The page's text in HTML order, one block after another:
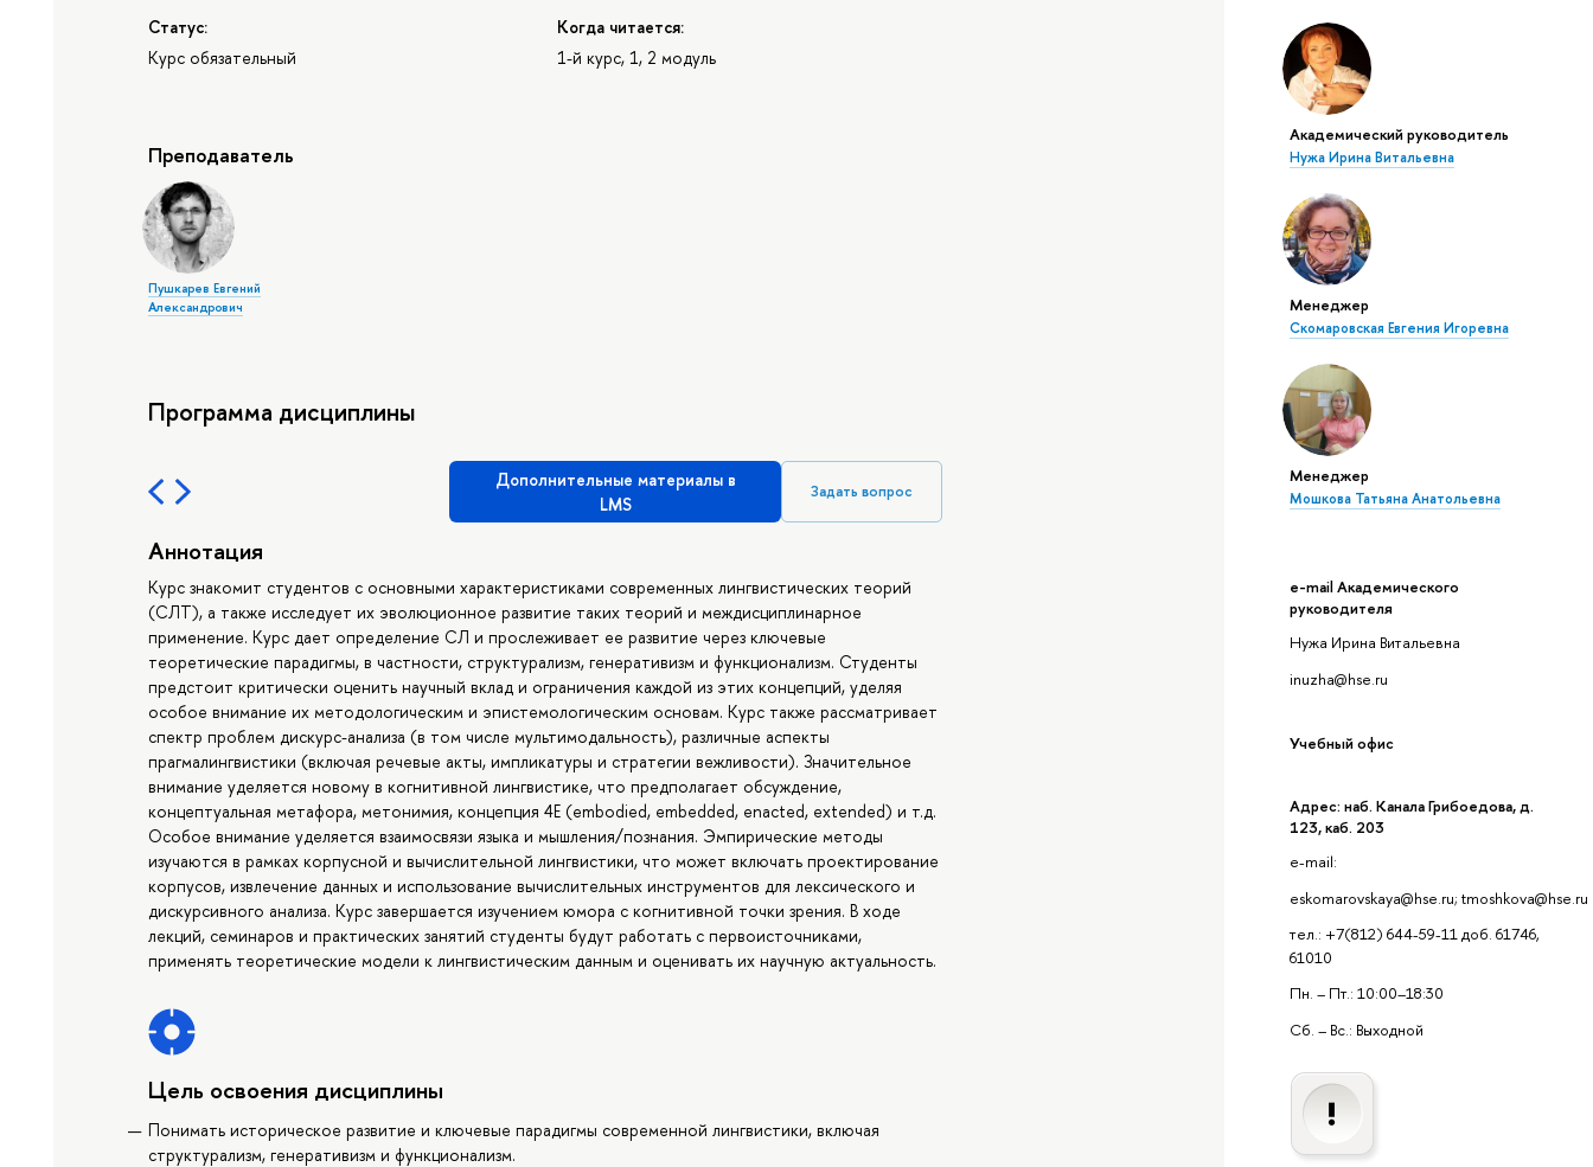
Академический руководитель
Нужа Ирина Витальевна
Менеджер
Скомаровская Евгения Игоревна
Менеджер
Мошкова Татьяна Анатольевна
e-mail Академического
руководителя
Нужа Ирина Витальевна
inuzha@hse.ru
Учебный офис
Адрес: наб. Канала Грибоедова, д.
123, каб. 203
e-mail:
eskomarovskaya@hse.ru; tmoshkova@hse.ru
тел.: +7(812) 644-59-11 доб. 61746,
61010
Пн. – Пт.: 10:00–18:30
Сб. – Вс.: Выходной
Статус:
Курс обязательный
Когда читается:
1-й курс, 1, 2 модуль
Преподаватель
Пушкарев Евгений
Александрович
Программа дисциплины
Дополнительные материалы в
LMS
Задать вопрос
Аннотация
Курс знакомит студентов с основными характеристиками современных лингвистических теорий
(СЛТ), а также исследует их эволюционное развитие таких теорий и междисциплинарное
применение. Курс дает определение СЛ и прослеживает ее развитие через ключевые
теоретические парадигмы, в частности, структурализм, генеративизм и функционализм. Студенты
предстоит критически оценить научный вклад и ограничения каждой из этих концепций, уделяя
особое внимание их методологическим и эпистемологическим основам. Курс также рассматривает
спектр проблем дискурс-анализа (в том числе мультимодальность), различные аспекты
прагмалингвистики (включая речевые акты, импликатуры и стратегии вежливости). Значительное
внимание уделяется новому в когнитивной лингвистике, что предполагает обсуждение,
концептуальная метафора, метонимия, концепция 4E (embodied, embedded, enacted, extended) и т.д.
Особое внимание уделяется взаимосвязи языка и мышления/познания. Эмпирические методы
изучаются в рамках корпусной и вычислительной лингвистики, что может включать проектирование
корпусов, извлечение данных и использование вычислительных инструментов для лексического и
дискурсивного анализа. Курс завершается изучением юмора с когнитивной точки зрения. В ходе
лекций, семинаров и практических занятий студенты будут работать с первоисточниками,
применять теоретические модели к лингвистическим данным и оценивать их научную актуальность.
Цель освоения дисциплины
Понимать историческое развитие и ключевые парадигмы современной лингвистики, включая
структурализм, генеративизм и функционализм.